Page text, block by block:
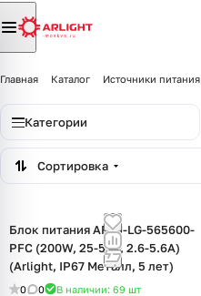
Главная Каталог Источники питания
Категории
Сортировка
Блок питания ARPJ-LG-565600-
PFC (200W, 25-56V, 2.6-5.6A)
(Arlight, IP67 Металл, 5 лет)
0 0 В наличии: 69 шт